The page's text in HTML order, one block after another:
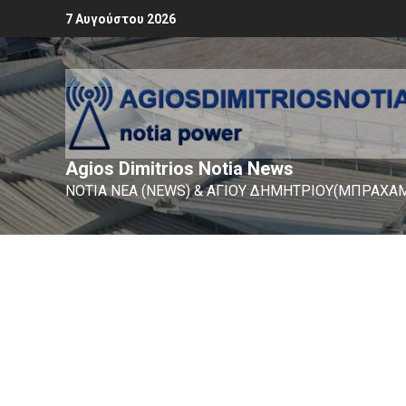
7 Αυγούστου 2026
Agios Dimitrios Notia News
ΝΟΤΙΑ ΝΕΑ (NEWS) & ΑΓΙΟΥ